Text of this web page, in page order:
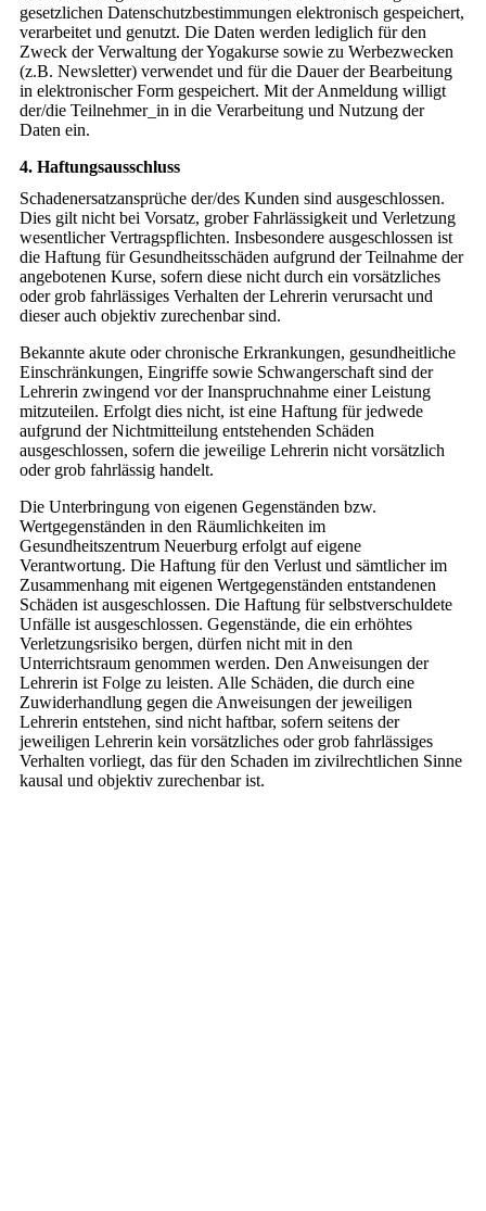
gesetzlichen Datenschutzbestimmungen elektronisch gespeichert,
verarbeitet und genutzt. Die Daten werden lediglich für den
Zweck der Verwaltung der Yogakurse sowie zu Werbezwecken
(z.B. Newsletter) verwendet und für die Dauer der Bearbeitung
in elektronischer Form gespeichert. Mit der Anmeldung willigt
der/die Teilnehmer_in in die Verarbeitung und Nutzung der
Daten ein.
4. Haftungsausschluss
Schadenersatzansprüche der/des Kunden sind ausgeschlossen.
Dies gilt nicht bei Vorsatz, grober Fahrlässigkeit und Verletzung
wesentlicher Vertragspflichten. Insbesondere ausgeschlossen ist
die Haftung für Gesundheitsschäden aufgrund der Teilnahme der
angebotenen Kurse, sofern diese nicht durch ein vorsätzliches
oder grob fahrlässiges Verhalten der Lehrerin verursacht und
dieser auch objektiv zurechenbar sind.
Bekannte akute oder chronische Erkrankungen, gesundheitliche
Einschränkungen, Eingriffe sowie Schwangerschaft sind der
Lehrerin zwingend vor der Inanspruchnahme einer Leistung
mitzuteilen. Erfolgt dies nicht, ist eine Haftung für jedwede
aufgrund der Nichtmitteilung entstehenden Schäden
ausgeschlossen, sofern die jeweilige Lehrerin nicht vorsätzlich
oder grob fahrlässig handelt.
Die Unterbringung von eigenen Gegenständen bzw.
Wertgegenständen in den Räumlichkeiten im
Gesundheitszentrum Neuerburg erfolgt auf eigene
Verantwortung. Die Haftung für den Verlust und sämtlicher im
Zusammenhang mit eigenen Wertgegenständen entstandenen
Schäden ist ausgeschlossen. Die Haftung für selbstverschuldete
Unfälle ist ausgeschlossen. Gegenstände, die ein erhöhtes
Verletzungsrisiko bergen, dürfen nicht mit in den
Unterrichtsraum genommen werden. Den Anweisungen der
Lehrerin ist Folge zu leisten. Alle Schäden, die durch eine
Zuwiderhandlung gegen die Anweisungen der jeweiligen
Lehrerin entstehen, sind nicht haftbar, sofern seitens der
jeweiligen Lehrerin kein vorsätzliches oder grob fahrlässiges
Verhalten vorliegt, das für den Schaden im zivilrechtlichen Sinne
kausal und objektiv zurechenbar ist.